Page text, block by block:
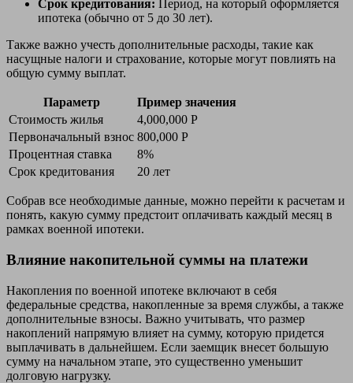
Срок кредитования: Период, на который оформляется
ипотека (обычно от 5 до 30 лет).
Также важно учесть дополнительные расходы, такие как
насущные налоги и страхование, которые могут повлиять на
общую сумму выплат.
Параметр
Пример значения
Стоимость жилья
4,000,000 Р
Первоначальный взнос 800,000 Р
Процентная ставка
8%
Срок кредитования
20 лет
Собрав все необходимые данные, можно перейти к расчетам и
понять, какую сумму предстоит оплачивать каждый месяц в
рамках военной ипотеки.
Влияние накопительной суммы на платежи
Накопления по военной ипотеке включают в себя
федеральные средства, накопленные за время службы, а также
дополнительные взносы. Важно учитывать, что размер
накоплений напрямую влияет на сумму, которую придется
выплачивать в дальнейшем. Если заемщик внесет большую
сумму на начальном этапе, это существенно уменьшит
долговую нагрузку.